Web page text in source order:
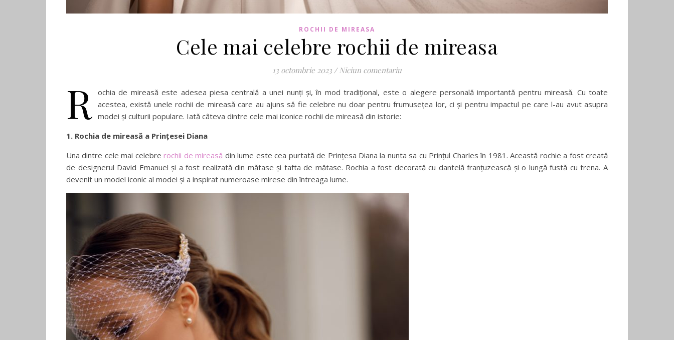
ROCHII DE MIREASA
Cele mai celebre rochii de mireasa
13 octombrie 2023 / Niciun comentariu
R ochia de mireasă este adesea piesa centrală a unei nunți și, în mod tradițional, este o alegere personală importantă pentru mireasă. Cu toate
acestea, există unele rochii de mireasă care au ajuns să fie celebre nu doar pentru frumusețea lor, ci și pentru impactul pe care l-au avut asupra
modei și culturii populare. Iată câteva dintre cele mai iconice rochii de mireasă din istorie:
1. Rochia de mireasă a Prințesei Diana
Una dintre cele mai celebrerochii de mireasă din lume este cea purtată de Prințesa Diana la nunta sa cu Prințul Charles în 1981. Această rochie a fost creată
de designerul David Emanuel și a fost realizată din mătase și tafta de mătase. Rochia a fost decorată cu dantelă franțuzească și o lungă fustă cu trena. A
devenit un model iconic al modei și a inspirat numeroase mirese din întreaga lume.